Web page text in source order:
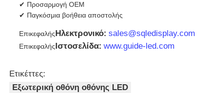
✔ Προσαρμογή OEM
✔ Παγκόσμια βοήθεια αποστολής
ΕπικεφαλήςΗλεκτρονικό: sales@sqledisplay.com
ΕπικεφαλήςΙστοσελίδα: www.guide-led.com
Ετικέττες:
Εξωτερική οθόνη οθόνης LED